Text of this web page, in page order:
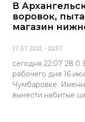
В
воровок,
магазин
17.07.2021 22:07
сегодня 22:07 28 0
рабочего дня 16
Чумбаровке.
вынести набитые